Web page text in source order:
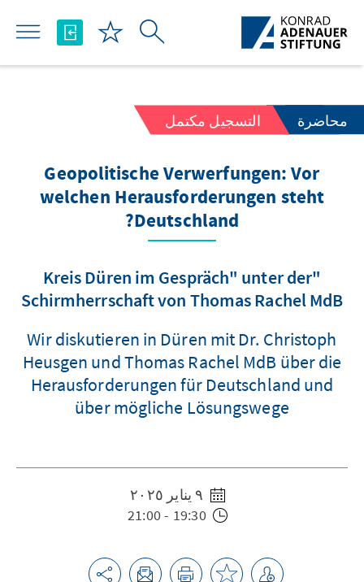
تخطي إلى المحتوى الرئيسي
محاضرة التسجيل مكتمل
Geopolitische Verwerfungen: Vor
welchen Herausforderungen steht
Deutschland?
"Kreis Düren im Gespräch" unter der
Schirmherrschaft von Thomas Rachel MdB
Wir diskutieren in Düren mit Dr. Christoph
Heusgen und Thomas Rachel MdB über die
Herausforderungen für Deutschland und
über mögliche Lösungswege
19:30 - 21:00